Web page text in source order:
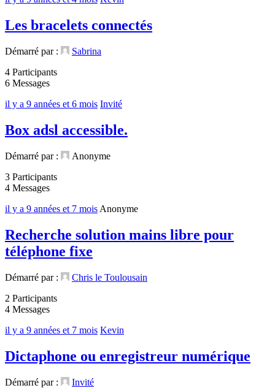
Les bracelets connectés
Démarré par :
Sabrina
4 Participants
6 Messages
il y a 9 années et 6 mois Invité
Box adsl accessible.
Démarré par :
Anonyme
3 Participants
4 Messages
il y a 9 années et 7 mois Anonyme
Recherche solution mains libre pour
téléphone fixe
Démarré par :
Chris le Toulousain
2 Participants
4 Messages
il y a 9 années et 7 mois Kevin
Dictaphone ou enregistreur numérique
Démarré par :
Invité